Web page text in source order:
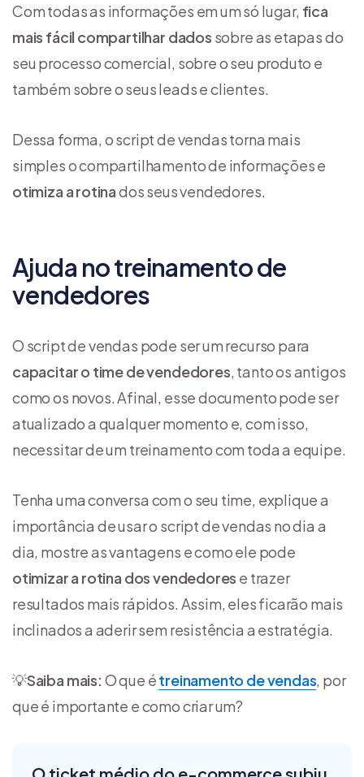
Com todas as informações em um só lugar, fica
mais fácil compartilhar dados sobre as etapas do
seu processo comercial, sobre o seu produto e
também sobre o seus leads e clientes.
Dessa forma, o script de vendas torna mais
simples o compartilhamento de informações e
otimiza a rotinados seus vendedores.
Ajuda no treinamento de
vendedores
O script de vendas pode ser um recurso para
capacitar o time de vendedores, tanto os antigos
como os novos. Afinal, esse documento pode ser
atualizado a qualquer momento e, com isso,
necessitar de um treinamento com toda a equipe.
Tenha uma conversa com o seu time, explique a
importância de usar o script de vendas no dia a
dia, mostre as vantagens e como ele pode
otimizar a rotina dos vendedores e trazer
resultados mais rápidos. Assim, eles ficarão mais
inclinados a aderir sem resistência a estratégia.
💡Saiba mais: O que étreinamento de vendas, por
que é importante e como criar um?